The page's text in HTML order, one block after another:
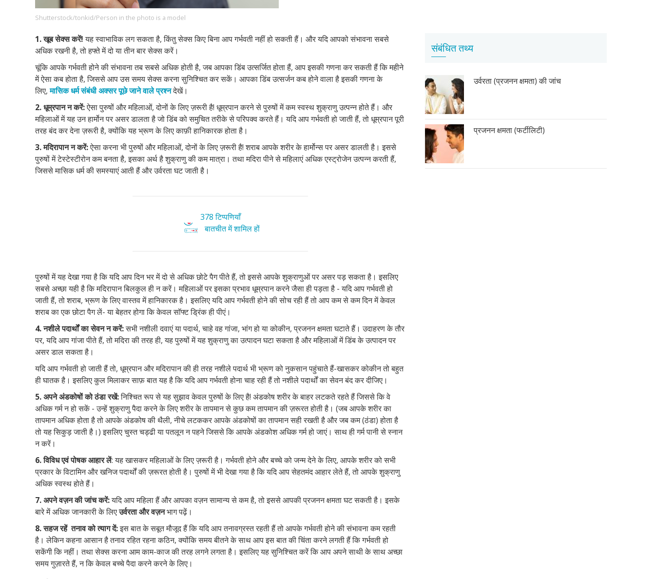
Footer
Company
हमारे सिद्धांत Just Poocho संपर्क करें
Shutterstock/tonkid/Person in the photo is a model
1. खूब सेक्स करें!यह स्वाभाविक लग सकता है, किंतु सेक्स किए बिना आप गर्भवती नहीं हो सकती हैं। और यदि आपको संभावना सबसे
अधिक रखनी है, तो हफ्ते में दो या तीन बार सेक्स करें।
चूंकि आपके गर्भवती होने की संभावना तब सबसे अधिक होती है, जब आपका डिंब उत्सर्जित होता हैं, आप इसकी गणना कर सकती हैं कि महीने
में ऐसा कब होता है, जिससे आप उस समय सेक्स करना सुनिश्चित कर सकें। आपका डिंब उत्सर्जन कब होने वाला है इसकी गणना के
लिए,मासिक धर्म संबंधी अक्सर पूछे जाने वाले प्रश्नदेखें।
2. धूम्रपान न करें:ऐसा पुरुषों और महिलाओं, दोनों के लिए ज़रूरी है! धूम्रपान करने से पुरुषों में कम स्वस्थ शुक्राणु उत्पन्न होते हैं। और
महिलाओं में यह उन हार्मोन पर असर डालता है जो डिंब को समुचित तरीके से परिपक्व करते हैं। यदि आप गर्भवती हो जाती हैं, तो धूम्रपान पूरी
तरह बंद कर देना ज़रूरी है, क्योंकि यह भ्रूण के लिए काफ़ी हानिकारक होता है।
3. मदिरापान न करें:ऐसा करना भी पुरुषों और महिलाओं, दोनों के लिए ज़रूरी है! शराब आपके शरीर के हार्मोन्स पर असर डालती है। इससे
पुरुषों में टेस्टेस्टीरोन कम बनता है, इसका अर्थ है शुक्राणु की कम मात्रा। तथा मदिरा पीने से महिलाएं अधिक एस्ट्रोजेन उत्पन्न करती हैं,
जिससे मासिक धर्म की समस्याएं आती हैं और उर्वरता घट जाती है।
378 टिप्पणियाँ
बातचीत में शामिल हों
पुरुषों में यह देखा गया है कि यदि आप दिन भर में दो से अधिक छोटे पैग पीते हैं, तो इससे आपके शुक्राणुओं पर असर पड़ सकता है। इसलिए
सबसे अच्छा यही है कि मदिरापान बिलकुल ही न करें। महिलाओं पर इसका प्रभाव धूम्रपान करने जैसा ही पड़ता है - यदि आप गर्भवती हो
जाती हैं, तो शराब, भ्रूण के लिए वास्तव में हानिकारक है। इसलिए यदि आप गर्भवती होने की सोच रही हैं तो आप कम से कम दिन में केवल
शराब का एक छोटा पैग लें- या बेहतर होगा कि केवल सॉफ्ट ड्रिंक ही पीएं।
4. नशीलेपदार्थों का सेवन न करें:सभी नशीली दवाएं या पदार्थ, चाहे वह गांजा, भांग हो या कोकीन, प्रजनन क्षमता घटाते हैं। उदाहरण के तौर
पर, यदि आप गांजा पीते हैं, तो मदिरा की तरह ही, यह पुरुषों में यह शुक्राणु का उत्पादन घटा सकता है और महिलाओं में डिंब के उत्पादन पर
असर डाल सकता है।
यदि आप गर्भवती हो जाती हैं तो, धूम्रपान और मदिरापान की ही तरह नशीले पदार्थ भी भ्रूण को नुकसान पहुंचाते हैं-खासकर कोकीन तो बहुत
ही घातक है। इसलिए कुल मिलाकर साफ़ बात यह है कि यदि आप गर्भवती होना चाह रही हैं तो नशीले पदार्थों का सेवन बंद कर दीजिए।
5. अपने अंडकोषोंको ठंडा रखें:निश्चित रूप से यह सुझाव केवल पुरुषों के लिए है! अंडकोष शरीर के बाहर लटकते रहते हैं जिससे कि वे
अधिक गर्म न हो सकें - उन्हें शुक्राणु पैदा करने के लिए शरीर के तापमान से कुछ कम तापमान की ज़रूरत होती है। (जब आपके शरीर का
तापमान अधिक होता है तो आपके अंडकोष की थैली, नीचे लटककर आपके अंडकोषों का तापमान सही रखती है और जब कम (ठंडा) होता है
तो यह सिकुड़ जाती है।) इसलिए चुस्त चड्ढी या पतलून न पहने जिससे कि आपके अंडकोश अधिक गर्म हो जाएं। साथ ही गर्म पानी से स्नान
न करें।
6. विविध एवं पोषकआहार लें: यह खासकर महिलाओं के लिए ज़रूरी है। गर्भवती होने और बच्चे को जन्म देने के लिए, आपके शरीर को सभी
प्रकार के विटामिन और खनिज पदार्थों की ज़रूरत होती है। पुरुषों में भी देखा गया है कि यदि आप सेहतमंद आहार लेते हैं, तो आपके शुक्राणु
अधिक स्वस्थ होते हैं।
7. अपने वज़न की जांच करें:यदि आप महिला हैं और आपका वज़न सामान्य से कम है, तो इससे आपकी प्रजनन क्षमता घट सकती है। इसके
बारे में अधिक जानकारी के लिएउर्वरता और वज़नभाग पढ़ें।
8. सहज रहें तनाव को त्याग दें:इस बात के सबूत मौजूद हैं कि यदि आप तनावग्रस्त रहती हैं तो आपके गर्भवती होने की संभावना कम रहती
है। लेकिन कहना आसान है तनाव रहित रहना कठिन, क्योंकि समय बीतने के साथ आप इस बात की चिंता करने लगती हैं कि गर्भवती हो
सकेंगी कि नहीं। तथा सेक्स करना आम काम-काज की तरह लगने लगता है। इसलिए यह सुनिश्चित करें कि आप अपने साथी के साथ अच्छा
समय गुज़ारते हैं, न कि केवल बच्चे पैदा करने करने के लिए।
संबंधित तथ्य
उर्वरता (प्रजनन क्षमता) की जांच
प्रजनन क्षमता (फर्टीलिटी)